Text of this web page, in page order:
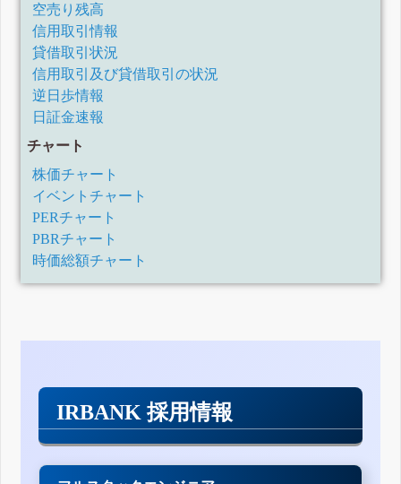
空売り残高
信用取引情報
貸借取引状況
信用取引及び貸借取引の状況
逆日歩情報
日証金速報
チャート
株価チャート
イベントチャート
PERチャート
PBRチャート
時価総額チャート
IRBANK 採用情報